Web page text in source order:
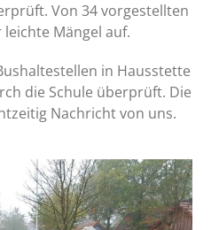
Von 34 vorgestellten
leichte Mängel auf.
in Hausstette
die Schule überprüft. Die
Nachricht von uns.